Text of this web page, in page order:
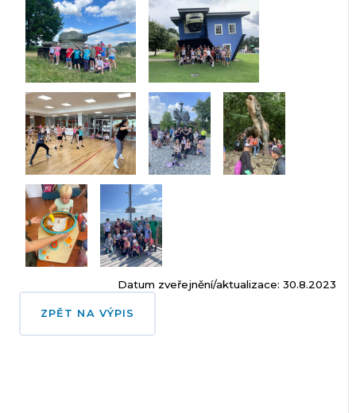
Datum zveřejnění/aktualizace: 30.8.2023
ZPĚT NA VÝPIS